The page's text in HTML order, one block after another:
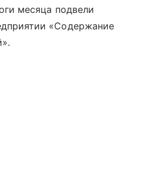
месяца подвели
«Содержание